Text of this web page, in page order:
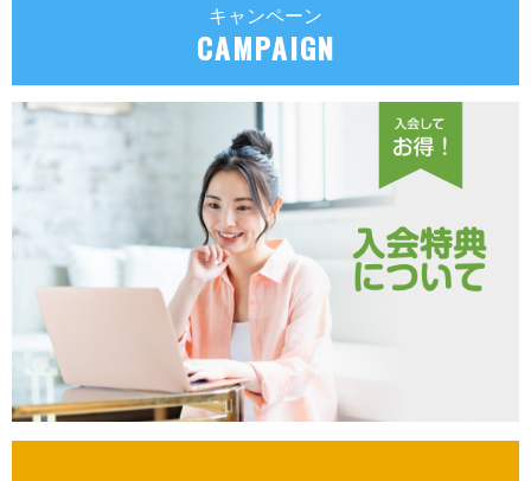
キャンペーン
CAMPAIGN